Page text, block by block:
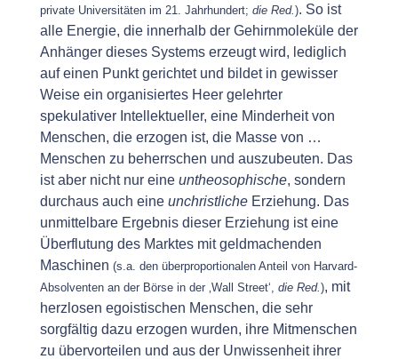
private Universitäten im 21. Jahrhundert; die Red. ). So ist
alle Energie, die innerhalb der Gehirnmoleküle der
Anhänger dieses Systems erzeugt wird, lediglich
auf einen Punkt gerichtet und bildet in gewisser
Weise ein organisiertes Heer gelehrter
spekulativer Intellektueller, eine Minderheit von
Menschen, die erzogen ist, die Masse von …
Menschen zu beherrschen und auszubeuten. Das
ist aber nicht nur eine untheosophische, sondern
durchaus auch eine unchristlicheErziehung. Das
unmittelbare Ergebnis dieser Erziehung ist eine
Überflutung des Marktes mit geldmachenden
Maschinen (s.a. den überproportionalen Anteil von Harvard-
Absolventen an der Börse in der ‚Wall Street‘, die Red. ), mit
herzlosen egoistischen Menschen, die sehr
sorgfältig dazu erzogen wurden, ihre Mitmenschen
zu übervorteilen und aus der Unwissenheit ihrer